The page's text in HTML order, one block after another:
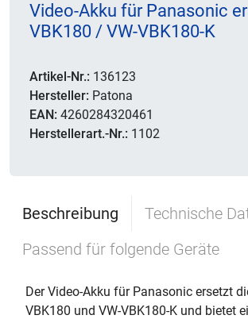
Video-Akku für Panasonic
VBK180 / VW-VBK180-K
Artikel-Nr.: 136123
Hersteller: Patona
EAN: 4260284320461
Herstellerart.-Nr.: 1102
Beschreibung
Technische
Passend für folgende Geräte
Der Video-Akku für Panasonic ersetzt
VBK180 und VW-VBK180-K und bietet